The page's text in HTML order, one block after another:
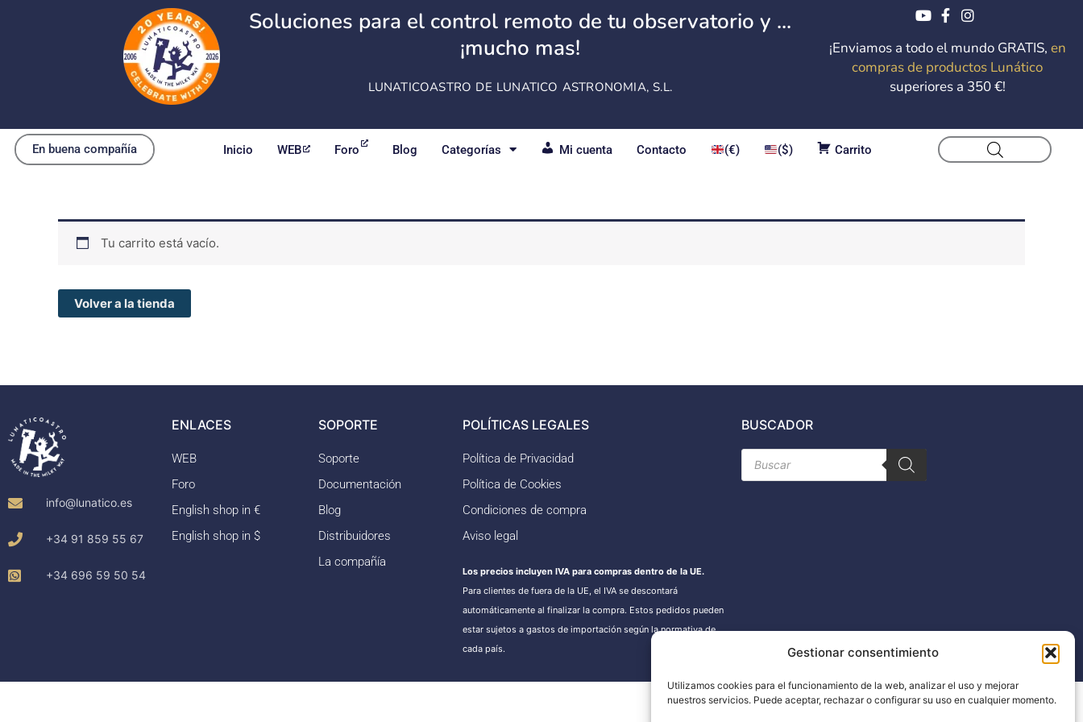
Gestionar consentimiento
Utilizamos cookies para el funcionamiento de la web, analizar el uso y mejorar
nuestros servicios. Puede aceptar, rechazar o configurar su uso en cualquier momento.
Soluciones para el control remoto de tu observatorio y ...
¡mucho mas!
LUNATICOASTRO DE LUNATICO ASTRONOMIA, S.L.
¡Enviamos a todo el mundo GRATIS, en
compras de productos Lunático
superiores a 350 €!
En buena compañía Inicio WEB Foro Blog Categorías Mi cuenta Contacto (€) ($) Carrito
Tu carrito está vacío.
Volver a la tienda
info@lunatico.es
+34 91 859 55 67
+34 696 59 50 54
ENLACES
WEB
Foro
English shop in €
English shop in $
SOPORTE
Soporte
Documentación
Blog
Distribuidores
La compañía
POLÍTICAS LEGALES
Política de Privacidad
Política de Cookies
Condiciones de compra
Aviso legal
Los precios incluyen IVA para compras dentro de la UE.
Para clientes de fuera de la UE, el IVA se descontará
automáticamente al finalizar la compra. Estos pedidos pueden
estar sujetos a gastos de importación según la normativa de
cada país.
BUSCADOR
Búsqueda
de
productos